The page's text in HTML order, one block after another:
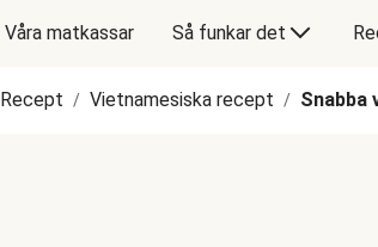
Våra matkassar Så funkar det
Recept / Vietnamesiska recept / Snabba